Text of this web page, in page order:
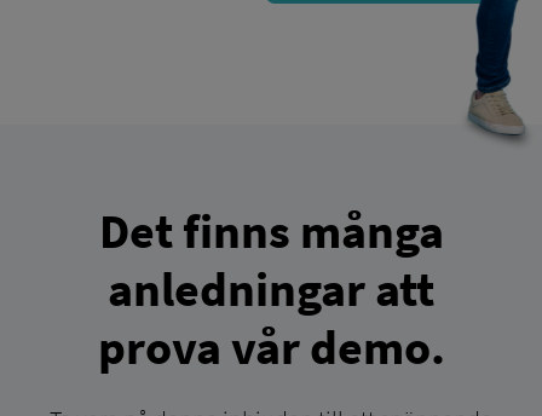
Det finns många
anledningar att
prova vår demo.